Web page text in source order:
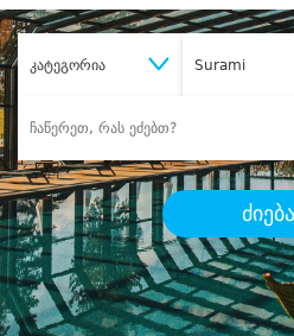
კატეგორია Surami
ძიება
შეიძინე
დიდი